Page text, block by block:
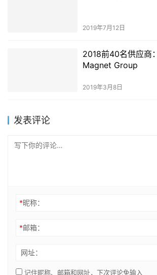
2019年7月12日
2018前40名供应商
Magnet Group
2019年3月8日
发表评论
*昵称：
*邮箱：
网址：
记住昵称、邮箱和网址，下次评论免输入